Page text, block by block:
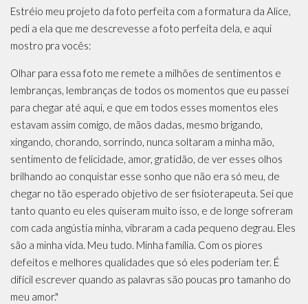
Estréio meu projeto da foto perfeita com a formatura da Alice,
pedi a ela que me descrevesse a foto perfeita dela, e aqui
mostro pra vocês:
Olhar para essa foto me remete a milhões de sentimentos e
lembranças, lembranças de todos os momentos que eu passei
para chegar até aqui, e que em todos esses momentos eles
estavam assim comigo, de mãos dadas, mesmo brigando,
xingando, chorando, sorrindo, nunca soltaram a minha mão,
sentimento de felicidade, amor, gratidão, de ver esses olhos
brilhando ao conquistar esse sonho que não era só meu, de
chegar no tão esperado objetivo de ser fisioterapeuta. Sei que
tanto quanto eu eles quiseram muito isso, e de longe sofreram
com cada angústia minha, vibraram a cada pequeno degrau. Eles
são a minha vida. Meu tudo. Minha família. Com os piores
defeitos e melhores qualidades que só eles poderiam ter. É
difícil escrever quando as palavras são poucas pro tamanho do
meu amor."